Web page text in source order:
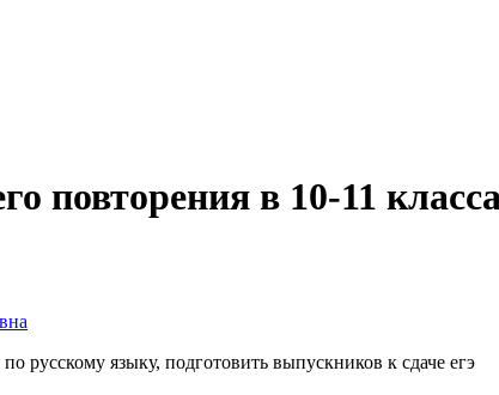
повторения в 10-11
русскому языку, подготовить выпускников к сдаче егэ